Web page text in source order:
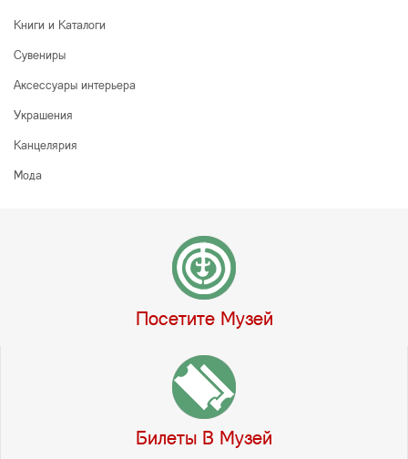
Книги и Каталоги
Сувениры
Аксессуары интерьера
Украшения
Канцелярия
Мода
Посетите Музей
Билеты В Музей